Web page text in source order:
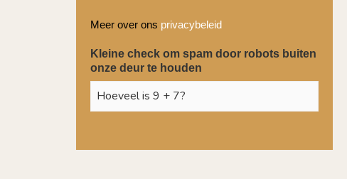
Meer over ons privacybeleid
Kleine check om spam door robots buiten
onze deur te houden